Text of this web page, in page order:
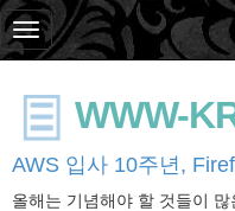
WWW-
AWS 입사 10주년,
올해는 기념해야 할 것들이 많